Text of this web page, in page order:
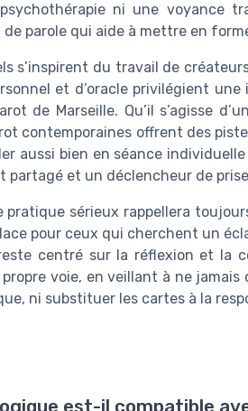
ni une voyance
parole qui aide à mettre en
s’inspirent du travail de
et d’oracle privilégient
de Marseille. Qu’il s’agisse
contemporaines offrent des
aussi bien en séance
partagé et un déclencheur de
pratique sérieux rappellera
pour ceux qui cherchent un
centré sur la réflexion et la
voie, en veillant à ne
ni substituer les cartes à la
est-il compatible